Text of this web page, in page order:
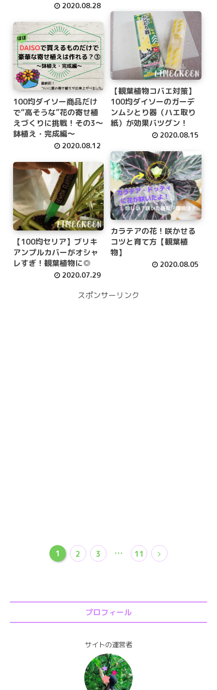
2020.08.28
【観葉植物コバエ対策】
100均ダイソーのガーデ
ンムシとり器（ハエ取り
紙）が効果バツグン！
2020.08.15
100均ダイソー商品だけ
で“高そうな”花の寄せ植
えづくりに挑戦！その3～
鉢植え・完成編～
2020.08.12
カラテアの花！咲かせる
コツと育て方【観葉植
物】
2020.08.05
【100均セリア】ブリキ
アンプルカバーがオシャ
レすぎ！観葉植物に◎
2020.07.29
スポンサーリンク
1 2 3 … 11
プロフィール
サイトの運営者